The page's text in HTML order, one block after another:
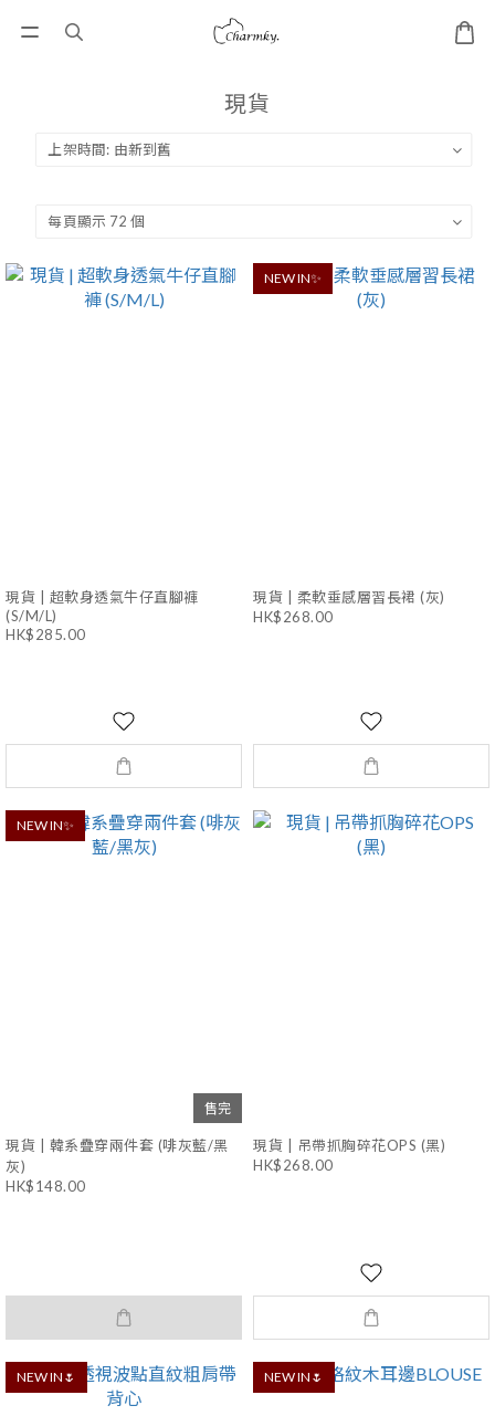
現貨
現貨 | 超軟身透氣牛仔直腳褲
(S/M/L)
HK$285.00
NEW IN✨
現貨 | 柔軟垂感層習長裙 (灰)
HK$268.00
NEW IN✨
售完
現貨 | 韓系疊穿兩件套 (啡灰藍/黑
灰)
HK$148.00
現貨 | 吊帶抓胸碎花OPS (黑)
HK$268.00
NEW IN🌷 NEW IN🌷